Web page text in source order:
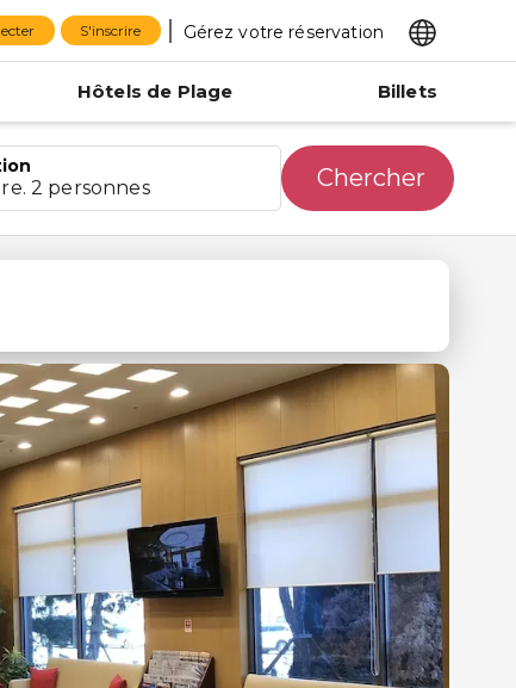
S'inscrire Gérez votre réservation
Hôtels de Plage Billets
2 personnes Chercher